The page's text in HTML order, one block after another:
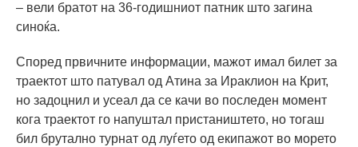
– вели братот на 36-годишниот патник што загина
синоќа.
Според првичните информации, мажот имал билет за
траектот што патувал од Атина за Ираклион на Крит,
но задоцнил и усеал да се качи во последен момент
кога траектот го напуштал пристаништето, но тогаш
бил брутално турнат од луѓето од екипажот во морето